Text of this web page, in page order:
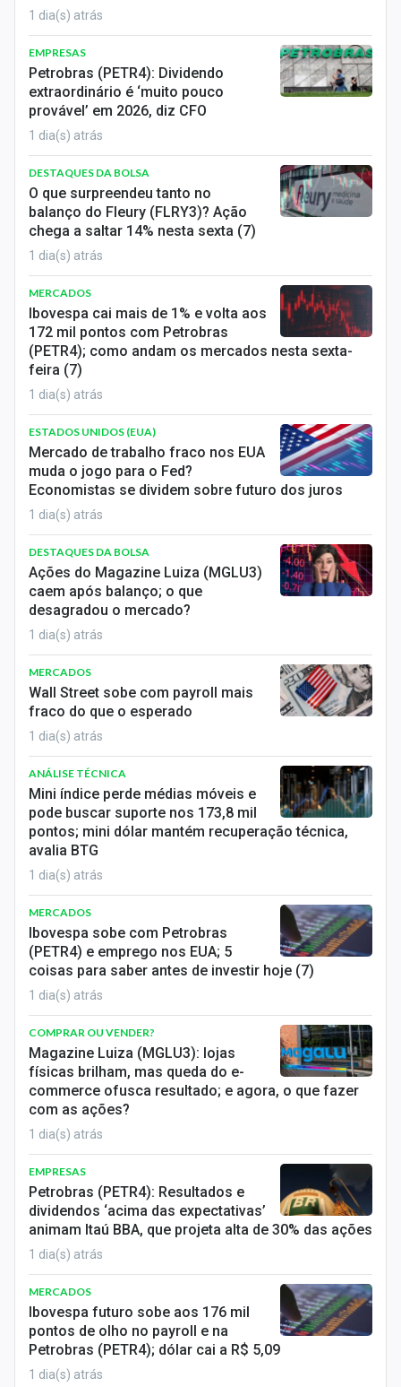
1 dia(s) atrás
EMPRESAS
Petrobras (PETR4): Dividendo
extraordinário é ‘muito pouco
provável’ em 2026, diz CFO
1 dia(s) atrás
DESTAQUES DA BOLSA
O que surpreendeu tanto no
balanço do Fleury (FLRY3)? Ação
chega a saltar 14% nesta sexta (7)
1 dia(s) atrás
MERCADOS
Ibovespa cai mais de 1% e volta aos
172 mil pontos com Petrobras
(PETR4); como andam os mercados nesta sexta-
feira (7)
1 dia(s) atrás
ESTADOS UNIDOS (EUA)
Mercado de trabalho fraco nos EUA
muda o jogo para o Fed?
Economistas se dividem sobre futuro dos juros
1 dia(s) atrás
DESTAQUES DA BOLSA
Ações do Magazine Luiza (MGLU3)
caem após balanço; o que
desagradou o mercado?
1 dia(s) atrás
MERCADOS
Wall Street sobe com payroll mais
fraco do que o esperado
1 dia(s) atrás
ANÁLISE TÉCNICA
Mini índice perde médias móveis e
pode buscar suporte nos 173,8 mil
pontos; mini dólar mantém recuperação técnica,
avalia BTG
1 dia(s) atrás
MERCADOS
Ibovespa sobe com Petrobras
(PETR4) e emprego nos EUA; 5
coisas para saber antes de investir hoje (7)
1 dia(s) atrás
COMPRAR OU VENDER?
Magazine Luiza (MGLU3): lojas
físicas brilham, mas queda do e-
commerce ofusca resultado; e agora, o que fazer
com as ações?
1 dia(s) atrás
EMPRESAS
Petrobras (PETR4): Resultados e
dividendos ‘acima das expectativas’
animam Itaú BBA, que projeta alta de 30% das ações
1 dia(s) atrás
MERCADOS
Ibovespa futuro sobe aos 176 mil
pontos de olho no payroll e na
Petrobras (PETR4); dólar cai a R$ 5,09
1 dia(s) atrás